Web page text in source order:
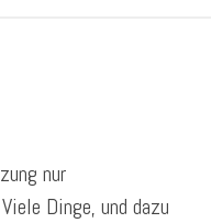
nur
Dinge, und dazu